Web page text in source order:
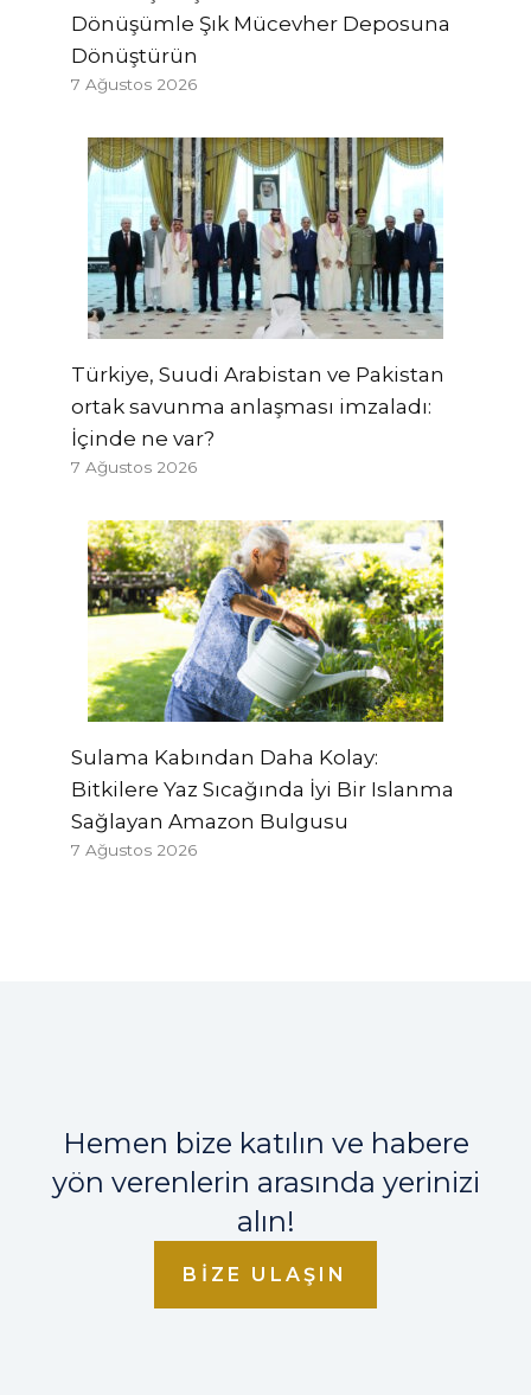
Dönüşümle Şık Mücevher Deposuna
Dönüştürün
7 Ağustos 2026
Türkiye, Suudi Arabistan ve Pakistan
ortak savunma anlaşması imzaladı:
İçinde ne var?
7 Ağustos 2026
Sulama Kabından Daha Kolay:
Bitkilere Yaz Sıcağında İyi Bir Islanma
Sağlayan Amazon Bulgusu
7 Ağustos 2026
Hemen bize katılın ve habere
yön verenlerin arasında yerinizi
alın!
BIZE ULAŞIN